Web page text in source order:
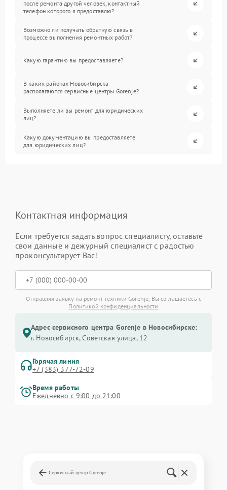
после ремонта другой человек, контактный
телефон которого я предоставлю?
Возможно ли получать обратную связь в
процессе выполнения ремонтных работ?
Какую гарантию вы предоставляете?
В каких районах Новосибирска
располагаются сервисные центры Gorenje?
Выполняете ли вы ремонт для юридических
лиц?
Какую документацию вы предоставляете
для юридических лиц?
Контактная информация
Если требуется задать вопрос специалисту, оставьте
свои данные и дежурный специалист с радостью
проконсультирует Вас!
Отправляя заявку на ремонт техники Gorenje, Вы соглашаетесь с
Политикой конфиденциальности
Адрес сервисного центра Gorenje в Новосибирске:
г. Новосибирск, Советская улица, 12
Горячая линия
+7 (383) 377-72-09
Время работы
Ежедневно с 9:00 до 21:00
Сервисный центр Gorenje